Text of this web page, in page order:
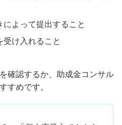
によって提出すること
け入れること
確認するか、助成金コンサル
すめです。